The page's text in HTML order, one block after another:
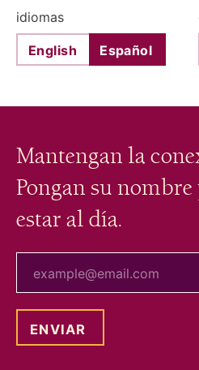
idiomas
English Español
Mantengan la
Pongan su nombre
estar al día.